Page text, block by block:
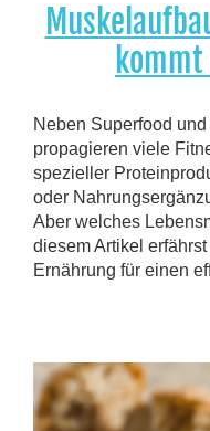
Neben Superfood
propagieren viele
spezieller
oder
Aber welches
diesem Artikel
Ernährung für einen